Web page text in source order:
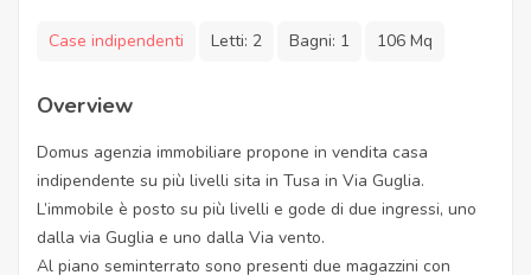
Case indipendenti Letti: 2 Bagni: 1 106 Mq
Overview
Domus agenzia immobiliare propone in vendita casa
indipendente su più livelli sita in Tusa in Via Guglia.
L’immobile è posto su più livelli e gode di due ingressi, uno
dalla via Guglia e uno dalla Via vento.
Al piano seminterrato sono presenti due magazzini con